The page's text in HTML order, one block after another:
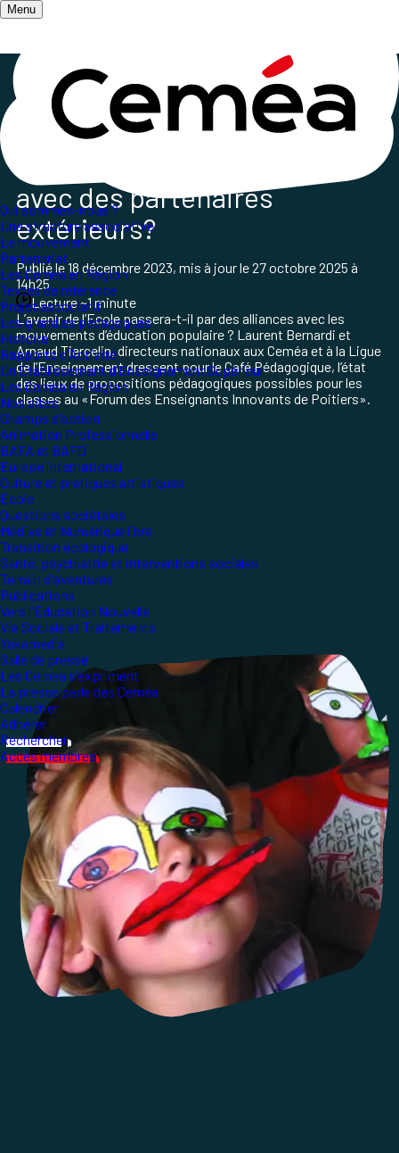
Menu
Qui sommes-nous ?
Une structure associative
Le mouvement
Partenariat
Les Ceméa en Région
Textes de référence
Projet associatif
Les grand.es pédagogues
Histoire
Rapports d'Activité
Un Etablissement d'Enseignement Supérieur
Les Ceméa en Région
Nos sites
Champs d'action
Animation Professionnelle
BAFA et BAFD
Europe international
Culture et pratiques artistiques
École
Questions sociétales
Médias et Numérique libre
Transition écologique
Santé, psychiatrie et interventions sociales
Terrain d'aventures
Publications
Vers l'Éducation Nouvelle
Vie Sociale et Traitements
Yakamedia
Salle de presse
Les Ceméa s'expriment
La presse parle des Ceméa
Calendrier
Adhérer
Rechercher
Accès membres
Accueil/ Salle de presse
La presse parle des Ceméa
Interview croisée du Café pédagogique
avec des partenaires
extérieurs?
Publié le18 décembre 2023, mis à jour le27 octobre 2025 à
14h25
Lecture ~1 minute
L’avenir de l’Ecole passera-t-il par des alliances avec les
mouvements d’éducation populaire ? Laurent Bernardi et
Arnaud Tiercelin, directeurs nationaux aux Ceméa et à la Ligue
de l’Enseignement dressent pour le Café Pédagogique, l’état
des lieux de propositions pédagogiques possibles pour les
classes au «Forum des Enseignants Innovants de Poitiers».